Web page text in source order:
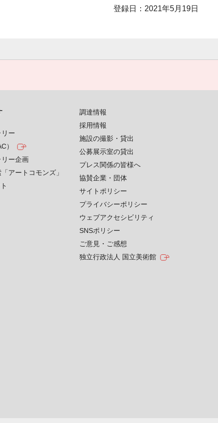
登録日：2021年5月19日
ー
）
ー企画
アートコモンズ」
調達情報
採用情報
施設の撮影・貸出
公募展示室の貸出
プレス関係の皆様へ
協賛企業・団体
サイトポリシー
プライバシーポリシー
ウェブアクセシビリティ
SNSポリシー
ご意見・ご感想
独立行政法人 国立美術館